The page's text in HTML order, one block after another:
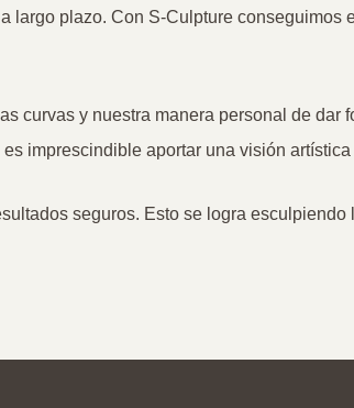
largo plazo. Con S-Culpture conseguimos
curvas y nuestra manera personal de dar
imprescindible aportar una visión
seguros. Esto se logra